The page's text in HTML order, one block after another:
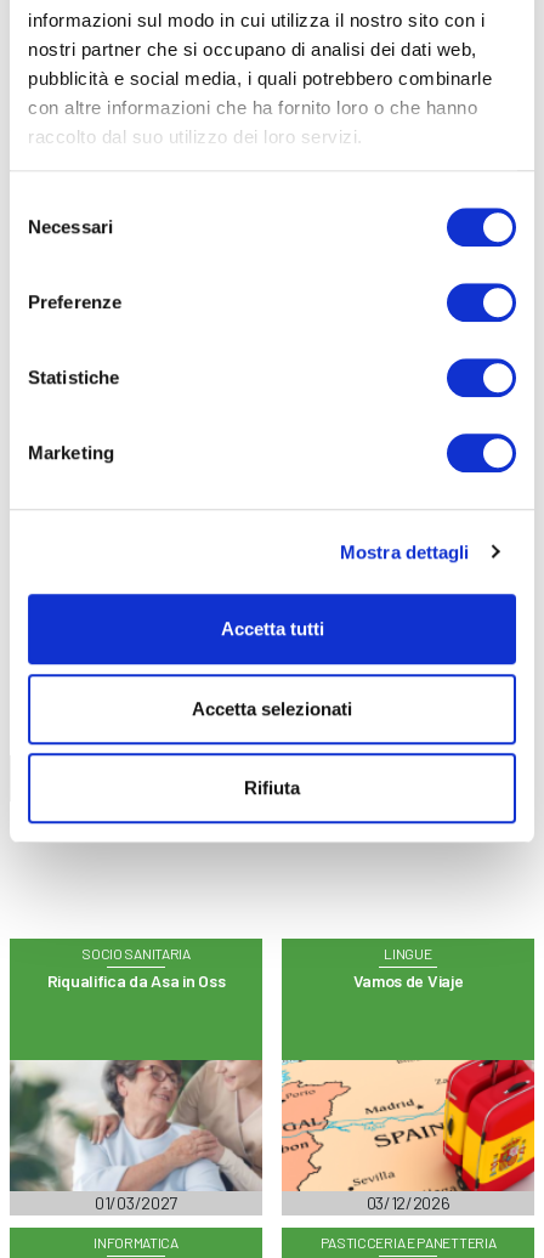
informazioni sul modo in cui utilizza il nostro sito con i
nostri partner che si occupano di analisi dei dati web,
pubblicità e social media, i quali potrebbero combinarle
con altre informazioni che ha fornito loro o che hanno
raccolto dal suo utilizzo dei loro servizi.
delNecessari
Preferenze
Statistiche
Marketing
Mostra dettagli
Accetta tutti
Accetta selezionati
Rifiuta
FORMAZIONEE CORSI
Seleziona e filtra per:
ADULTI
AZIENDE
DOPO LA TERZA MEDIA
SICUREZZA
ONLINE
CALENDARIOCORSI
Trova il tuo corso
SOCIO SANITARIA
Riqualifica da Asa in Oss
01/03/2027
LINGUE
Vamos de Viaje
03/12/2026
INFORMATICA PASTICCERIA E PANETTERIA